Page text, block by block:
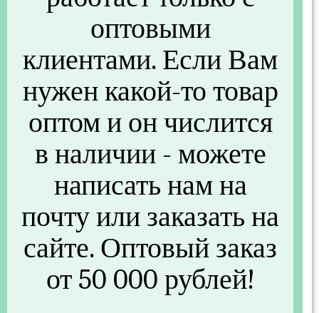
D95 см (MULTIDOM FX24-
306 руб. /шт
D95 см (MULTIDOM FX24-
23)
306 руб. /шт
оптовыми
клиентами. Если Вам
нужен какой-то товар
оптом и он числится
в наличии - можете
написать нам на
почту или заказать на
сайте. Оптовый заказ
от 50 000 рублей!